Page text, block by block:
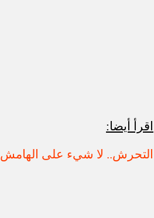
اقرأ أيضا:
التحرش.. لا شيء على الهامش